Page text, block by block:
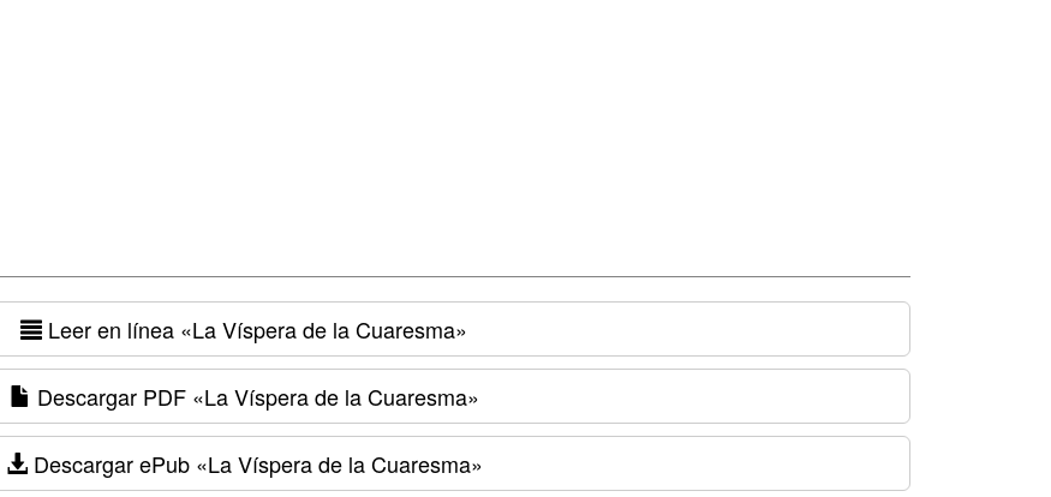
Leer en línea «La Víspera de la Cuaresma»
Descargar PDF«La Víspera de la Cuaresma»
Descargar ePub«La Víspera de la Cuaresma»